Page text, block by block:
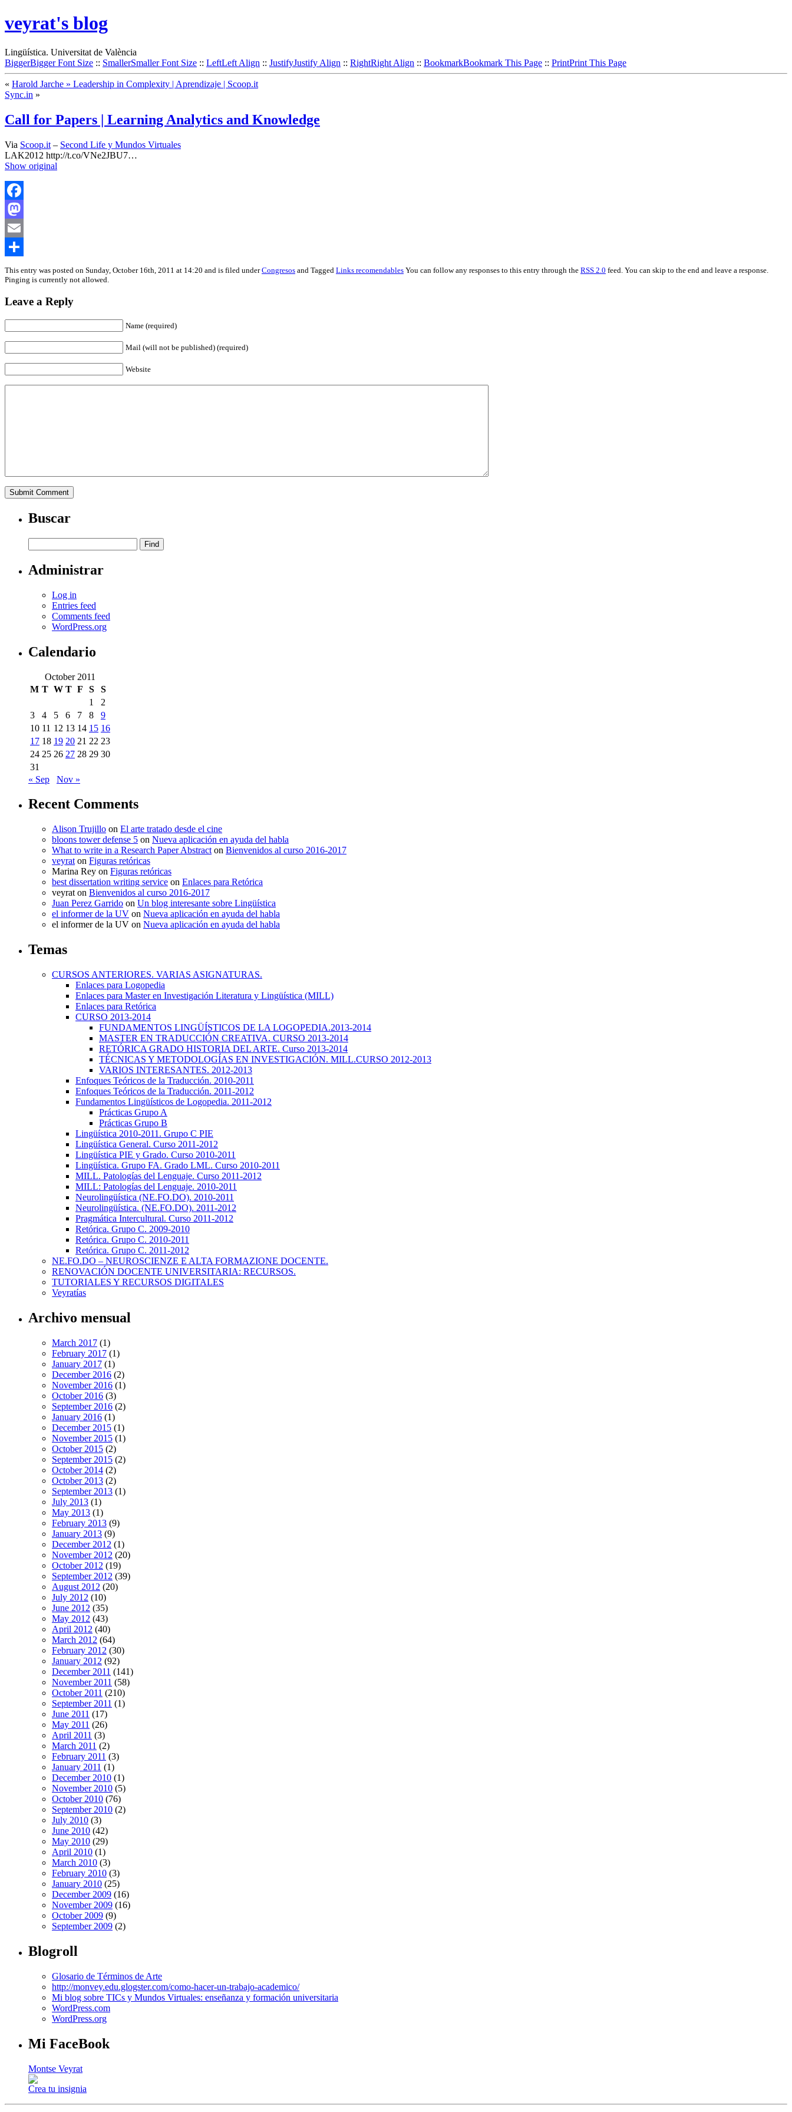
veyrat's blog
Lingüística. Universitat de València
BiggerBigger Font Size :: SmallerSmaller Font Size :: LeftLeft Align :: JustifyJustify Align :: RightRight Align :: BookmarkBookmark This Page :: PrintPrint This Page
« Harold Jarche » Leadership in Complexity | Aprendizaje | Scoop.it
Sync.in »
Call for Papers | Learning Analytics and Knowledge
Via Scoop.it – Second Life y Mundos Virtuales
LAK2012 http://t.co/VNe2JBU7…
Show original
Facebook
Mastodon
Email
Share
This entry was posted on Sunday, October 16th, 2011 at 14:20 and is filed underCongresos and Tagged Links recomendables You can follow any responses to this entry through the RSS 2.0 feed. You can skip to the end and leave a response.
Pinging is currently not allowed.
Leave a Reply
Name (required)
Mail (will not be published) (required)
Website
Buscar
Administrar
Log in
Entries feed
Comments feed
WordPress.org
Calendario
October 2011
M T W T F S
S
1
2
3
4 5 6 7 8
9
10 11 12 13 14 15 16
17 18 19 20 21 22 23
24 25 26 27 28 29 30
31
« Sep
Nov »
Recent Comments
Alison Trujillo on El arte tratado desde el cine
bloons tower defense 5 on Nueva aplicación en ayuda del habla
What to write in a Research Paper Abstract on Bienvenidos al curso 2016-2017
veyrat on Figuras retóricas
Marina Rey on Figuras retóricas
best dissertation writing service on Enlaces para Retórica
veyrat on Bienvenidos al curso 2016-2017
Juan Perez Garrido on Un blog interesante sobre Lingüística
el informer de la UV on Nueva aplicación en ayuda del habla
el informer de la UV on Nueva aplicación en ayuda del habla
Temas
CURSOS ANTERIORES. VARIAS ASIGNATURAS.
Enlaces para Logopedia
Enlaces para Master en Investigación Literatura y Lingüística (MILL)
Enlaces para Retórica
CURSO 2013-2014
FUNDAMENTOS LINGÜÍSTICOS DE LA LOGOPEDIA.2013-2014
MASTER EN TRADUCCIÓN CREATIVA. CURSO 2013-2014
RETÓRICA GRADO HISTORIA DEL ARTE. Curso 2013-2014
TÉCNICAS Y METODOLOGÍAS EN INVESTIGACIÓN. MILL.CURSO 2012-2013
VARIOS INTERESANTES. 2012-2013
Enfoques Teóricos de la Traducción. 2010-2011
Enfoques Teóricos de la Traducción. 2011-2012
Fundamentos Lingüísticos de Logopedia. 2011-2012
Prácticas Grupo A
Prácticas Grupo B
Lingüística 2010-2011. Grupo C PIE
Lingüística General. Curso 2011-2012
Lingüística PIE y Grado. Curso 2010-2011
Lingüística. Grupo FA. Grado LML. Curso 2010-2011
MILL. Patologías del Lenguaje. Curso 2011-2012
MILL: Patologías del Lenguaje. 2010-2011
Neurolingüística (NE.FO.DO). 2010-2011
Neurolingüística. (NE.FO.DO). 2011-2012
Pragmática Intercultural. Curso 2011-2012
Retórica. Grupo C. 2009-2010
Retórica. Grupo C. 2010-2011
Retórica. Grupo C. 2011-2012
NE.FO.DO – NEUROSCIENZE E ALTA FORMAZIONE DOCENTE.
RENOVACIÓN DOCENTE UNIVERSITARIA: RECURSOS.
TUTORIALES Y RECURSOS DIGITALES
Veyratías
Archivo mensual
March 2017 (1)
February 2017 (1)
January 2017 (1)
December 2016 (2)
November 2016 (1)
October 2016 (3)
September 2016 (2)
January 2016 (1)
December 2015 (1)
November 2015 (1)
October 2015 (2)
September 2015 (2)
October 2014 (2)
October 2013 (2)
September 2013 (1)
July 2013 (1)
May 2013 (1)
February 2013 (9)
January 2013 (9)
December 2012 (1)
November 2012 (20)
October 2012 (19)
September 2012 (39)
August 2012 (20)
July 2012 (10)
June 2012 (35)
May 2012 (43)
April 2012 (40)
March 2012 (64)
February 2012 (30)
January 2012 (92)
December 2011 (141)
November 2011 (58)
October 2011 (210)
September 2011 (1)
June 2011 (17)
May 2011 (26)
April 2011 (3)
March 2011 (2)
February 2011 (3)
January 2011 (1)
December 2010 (1)
November 2010 (5)
October 2010 (76)
September 2010 (2)
July 2010 (3)
June 2010 (42)
May 2010 (29)
April 2010 (1)
March 2010 (3)
February 2010 (3)
January 2010 (25)
December 2009 (16)
November 2009 (16)
October 2009 (9)
September 2009 (2)
Blogroll
Glosario de Términos de Arte
http://monvey.edu.glogster.com/como-hacer-un-trabajo-academico/
Mi blog sobre TICs y Mundos Virtuales: enseñanza y formación universitaria
WordPress.com
WordPress.org
Mi FaceBook
Montse Veyrat
Crea tu insignia